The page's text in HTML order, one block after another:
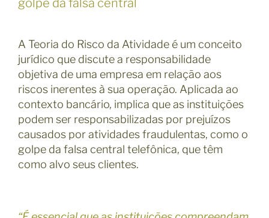
golpe da falsa central
A Teoria do Risco da Atividade é um conceito
jurídico que discute a responsabilidade
objetiva de uma empresa em relação aos
riscos inerentes à sua operação. Aplicada ao
contexto bancário, implica que as instituições
podem ser responsabilizadas por prejuízos
causados por atividades fraudulentas, como o
golpe da falsa central telefônica, que têm
como alvo seus clientes.